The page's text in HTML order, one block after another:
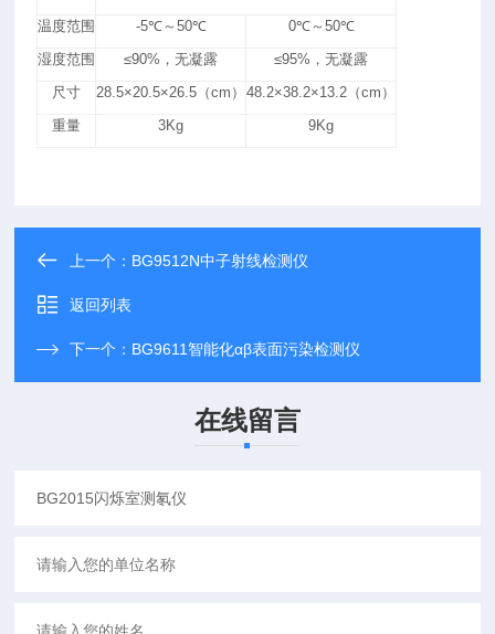
温度范围
-5℃～50℃
0℃～50℃
湿度范围
≤90%，无凝露
≤95%，无凝露
尺寸
28.5×20.5×26.5（cm） 48.2×38.2×13.2（cm）
重量
3Kg 9Kg
上一个： BG9512N中子射线检测仪
返回列表
下一个： BG9611智能化αβ表面污染检测仪
在线留言